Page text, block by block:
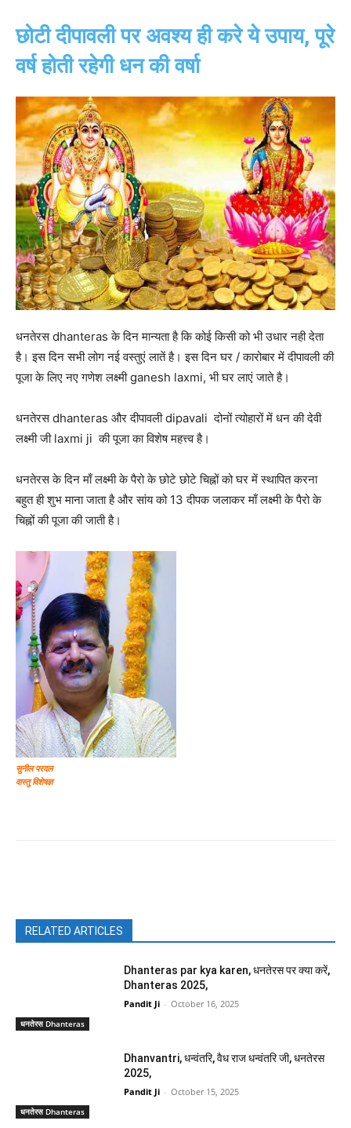
छोटी दीपावली पर अवश्य ही करे ये उपाय, पूरे
वर्ष होती रहेगी धन की वर्षा
धनतेरस dhanteras के दिन मान्यता है कि कोई किसी को भी उधार नही देता
है। इस दिन सभी लोग नई वस्तुएं लातें है। इस दिन घर / कारोबार में दीपावली की
पूजा के लिए नए गणेश लक्ष्मी ganesh laxmi, भी घर लाएं जाते है।
धनतेरस dhanteras और दीपावली dipavali दोनों त्योहारों में धन की देवी
लक्ष्मी जी laxmi ji की पूजा का विशेष महत्त्व है।
धनतेरस के दिन माँ लक्ष्मी के पैरो के छोटे छोटे चिह्नों को घर में स्थापित करना
बहुत ही शुभ माना जाता है और सांय को 13 दीपक जलाकर माँ लक्ष्मी के पैरो के
चिह्नों की पूजा की जाती है।
सुनील परदल
वास्तु विशेषज्ञ
RELATED ARTICLES
धनतेरस Dhanteras
Dhanteras par kya karen, धनतेरस पर क्या करें,
Dhanteras 2025,
Pandit Ji - October 16, 2025
धनतेरस Dhanteras
Dhanvantri, धन्वंतरि, वैध राज धन्वंतरि जी, धनतेरस
2025,
Pandit Ji - October 15, 2025